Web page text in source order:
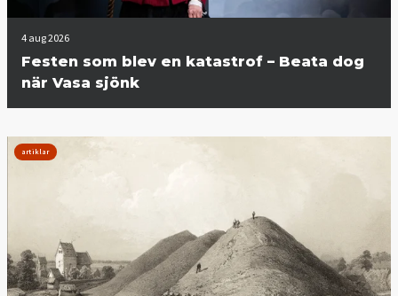
4 aug 2026
Festen som blev en katastrof – Beata dog
när Vasa sjönk
artiklar